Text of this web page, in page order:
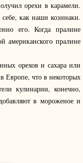
орехи в карамели.
как наши козинаки.
его. Когда пралине
американского пралине
орехов и сахара или
Европе, что в некоторых
кулинарии, конечно,
в мороженое и